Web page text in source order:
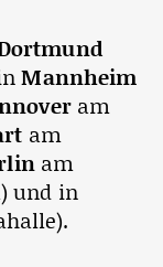
Mannheim
am
am
am
und in